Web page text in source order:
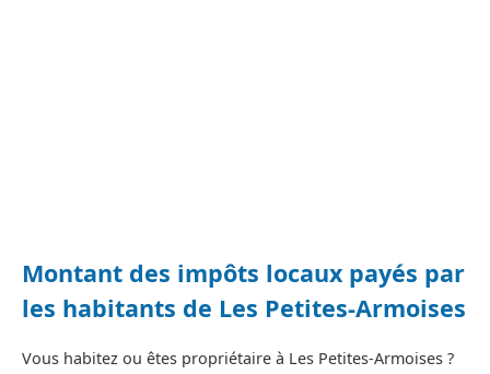
Montant des impôts locaux payés par
les habitants de Les Petites-Armoises
Vous habitez ou êtes propriétaire à Les Petites-Armoises ?